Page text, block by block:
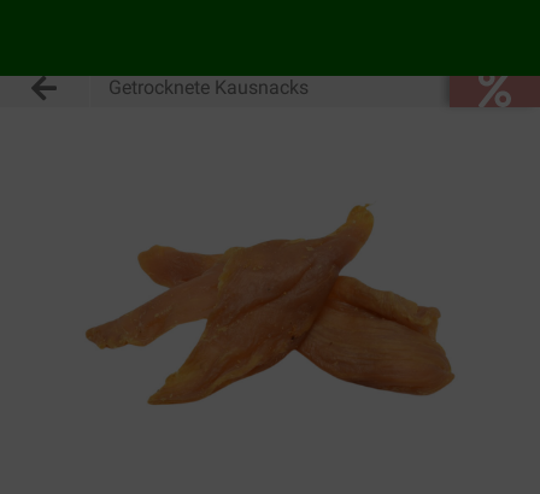
Getrocknete Kausnacks